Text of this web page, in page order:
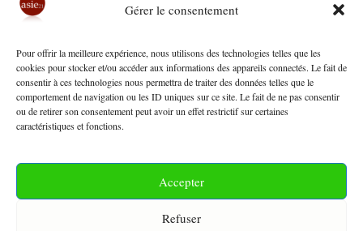
Gérer le consentement
Pour offrir la meilleure expérience, nous utilisons des technologies telles que les
cookies pour stocker et/ou accéder aux informations des appareils connectés. Le fait de
consentir à ces technologies nous permettra de traiter des données telles que le
comportement de navigation ou les ID uniques sur ce site. Le fait de ne pas consentir
ou de retirer son consentement peut avoir un effet restrictif sur certaines
caractéristiques et fonctions.
Accepter
Refuser
Finaldées EURL
Siège social : 13 avenue Boudon, 75016, Paris
Nous contacter
Conditions Générales de Vente
Politique de Confidentialité